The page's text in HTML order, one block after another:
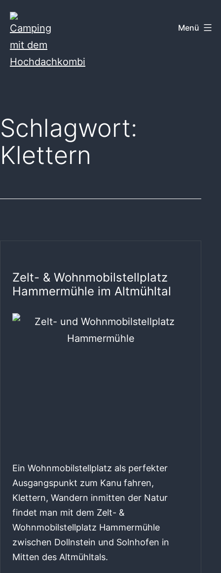
Inhalt
springen
Hochdachkombi
Menü
Schlagwort:
Klettern
Zelt- & Wohnmobilstellplatz
Hammermühle im Altmühltal
Ein Wohnmobilstellplatz als perfekter
Ausgangspunkt zum Kanu fahren,
Klettern, Wandern inmitten der Natur
findet man mit dem Zelt- &
Wohnmobilstellplatz Hammermühle
zwischen Dollnstein und Solnhofen in
Mitten des Altmühltals.